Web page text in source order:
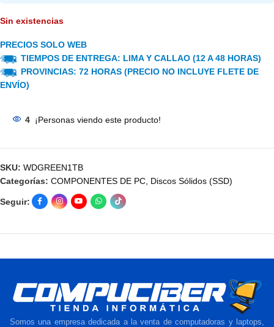
Sin existencias
PRECIOS SOLO WEB
TIEMPOS DE ENTREGA: LIMA Y CALLAO (12 A 48 HORAS)
PROVINCIAS: 72 HORAS (PRECIO NO INCLUYE FLETE DE
ENVÍO)
4 ¡Personas viendo este producto!
SKU: WDGREEN1TB
Categorías: COMPONENTES DE PC, Discos Sólidos (SSD)
Seguir:
Somos una empresa dedicada a la venta de computadoras y laptops,